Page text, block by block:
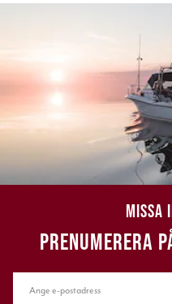
MISSA
PRENUMERERA